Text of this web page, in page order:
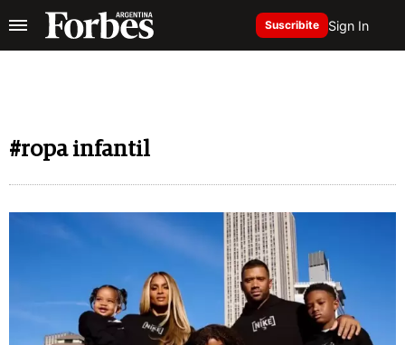
Suscribite Sign In
#ropa infantil